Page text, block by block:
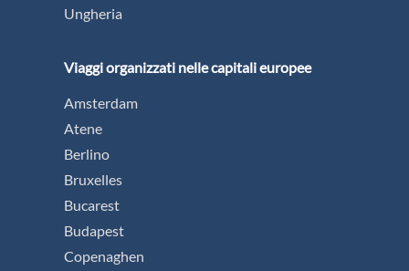
Ungheria
Viaggi organizzati nelle capitali europee
Amsterdam
Atene
Berlino
Bruxelles
Bucarest
Budapest
Copenaghen